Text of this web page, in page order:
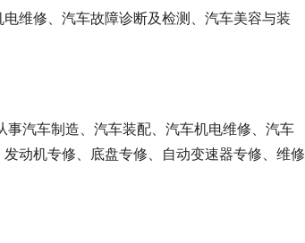
维修、汽车故障诊断及检测、汽车美容与装
汽车制造、汽车装配、汽车机电维修、汽车
动机专修、底盘专修、自动变速器专修、维修